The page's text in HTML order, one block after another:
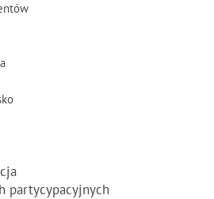
partycypacyjnych